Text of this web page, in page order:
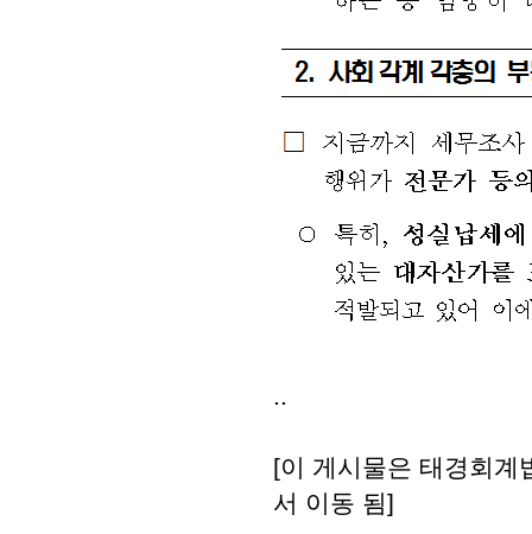
..
[이 게시물은 태경회계
서 이동 됨]